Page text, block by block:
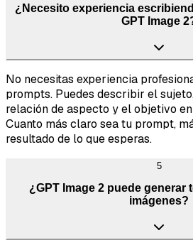
¿Necesito experiencia
GPT Image
No necesitas experiencia
prompts. Puedes describir el
relación de aspecto y el objetivo
Cuanto más claro sea tu prompt,
resultado de lo que esperas.
5
¿GPT Image 2 puede generar
imágenes?